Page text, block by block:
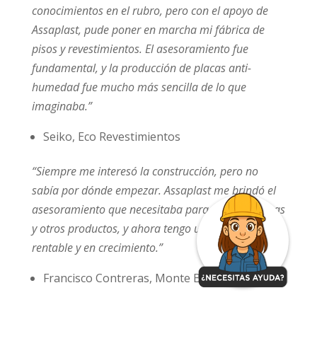
conocimientos en el rubro, pero con el apoyo de
Assaplast, pude poner en marcha mi fábrica de
pisos y revestimientos. El asesoramiento fue
fundamental, y la producción de placas anti-
humedad fue mucho más sencilla de lo que
imaginaba.”
Seiko, Eco Revestimientos
“Siempre me interesó la construcción, pero no
sabía por dónde empezar. Assaplast me brindó el
asesoramiento que necesitaba para fabricar placas
y otros productos, y ahora tengo un negocio
rentable y en crecimiento.”
Francisco Contreras, Monte Blanco